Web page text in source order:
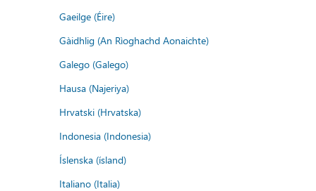
Gaeilge (Éire)
Gàidhlig (An Rìoghachd Aonaichte)
Galego (Galego)
Hausa (Najeriya)
Hrvatski (Hrvatska)
Indonesia (Indonesia)
Íslenska (ísland)
Italiano (Italia)